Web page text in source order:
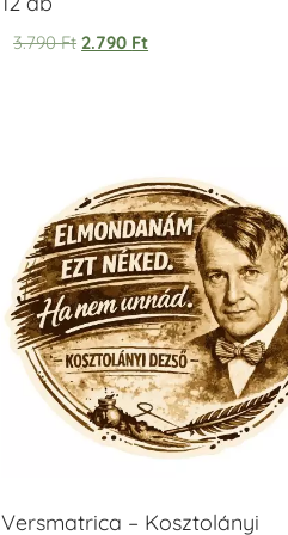
3.790Ft 2.790 Ft
Versmatrica – Kosztolányi